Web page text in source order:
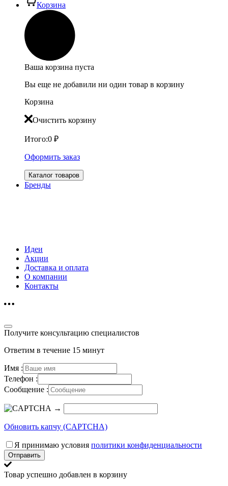
Корзина
Ваша корзина пуста
Вы еще не добавили ни один товар в корзину
Корзина
Очистить корзину
Итого:0 ₽
Оформить заказ
Каталог товаров
Бренды
Идеи
Акции
Доставка и оплата
О компании
Контакты
Получите консультацию специалистов
Ответим в течение 15 минут
Имя :
Телефон :
Сообщение :
→
Обновить капчу (CAPTCHA)
Я принимаю условия политики конфиденциальности
Отправить
Товар успешно добавлен в корзину